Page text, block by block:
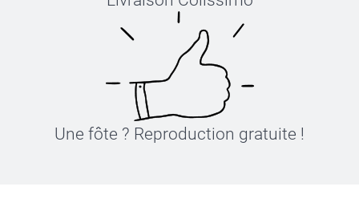
Une fôte ? Reproduction gratuite !